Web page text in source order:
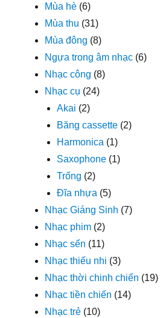
Mùa hè (6)
Mùa thu (31)
Mùa đông (8)
Ngựa trong âm nhạc (6)
Nhạc công (8)
Nhạc cụ (24)
Akai (2)
Băng cassette (2)
Harmonica (1)
Saxophone (1)
Trống (2)
Đĩa nhựa (5)
Nhạc Giáng Sinh (7)
Nhạc phim (2)
Nhạc sến (11)
Nhạc thiếu nhi (3)
Nhạc thời chinh chiến (19)
Nhạc tiền chiến (14)
Nhạc trẻ (10)